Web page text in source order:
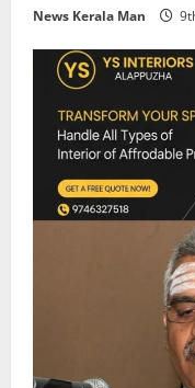
News Kerala Man